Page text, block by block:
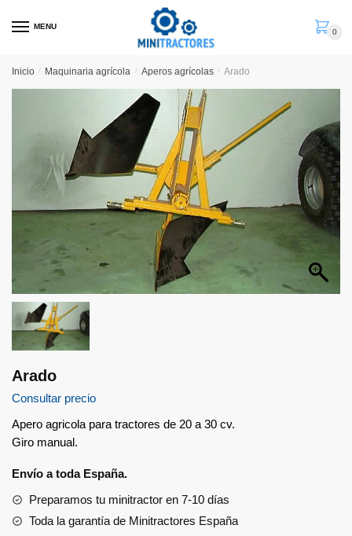
MENU
0
Inicio / Maquinaria agrícola / Aperos agrícolas / Arado
Arado
Consultar precio
Apero agricola para tractores de 20 a 30 cv.
Giro manual.
Envío a toda España.
Preparamos tu minitractor en 7-10 días
Toda la garantía de Minitractores España